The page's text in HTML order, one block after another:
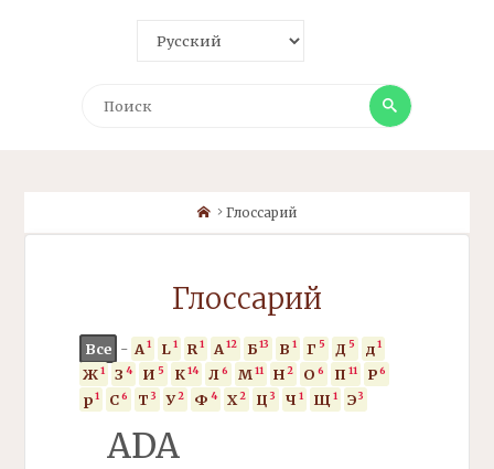
Поиск
HomeГлоссарий
Глоссарий
Все - A 1 L 1 R 1 А 12 Б 13 В 1 Г 5 Д 5 д 1
Ж 1 З 4 И 5 К 14 Л 6 М 11 Н 2 О 6 П 11 Р 6
р 1 С 6 Т 3 У 2 Ф 4 Х 2 Ц 3 Ч 1 Щ 1 Э 3
ADA